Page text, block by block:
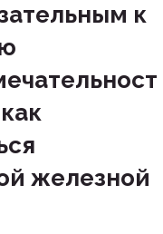
к
железной